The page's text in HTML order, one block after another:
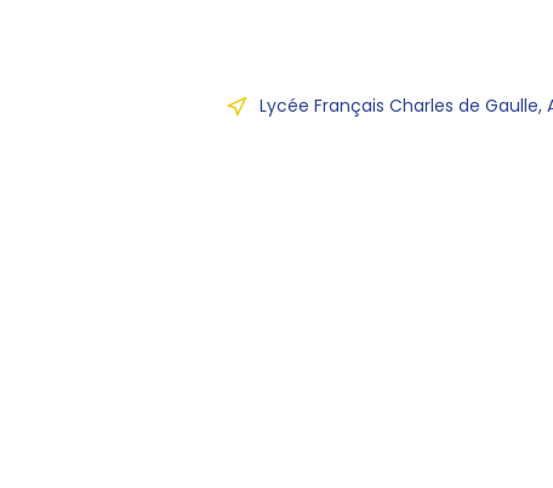
Lycée Français Charles de Gaulle,